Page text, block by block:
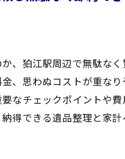
、狛江駅周辺で無駄な
、思わぬコストが重な
なチェックポイントや
得できる遺品整理と家